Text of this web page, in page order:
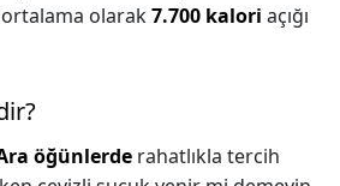
ortalama olarak7.700 kalori açığı
öğünlerde rahatlıkla tercih